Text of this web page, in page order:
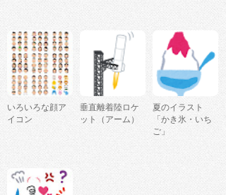
いろいろな顔ア
イコン
垂直離着陸ロケ
ット（アーム）
夏のイラスト
「かき氷・いち
ご」